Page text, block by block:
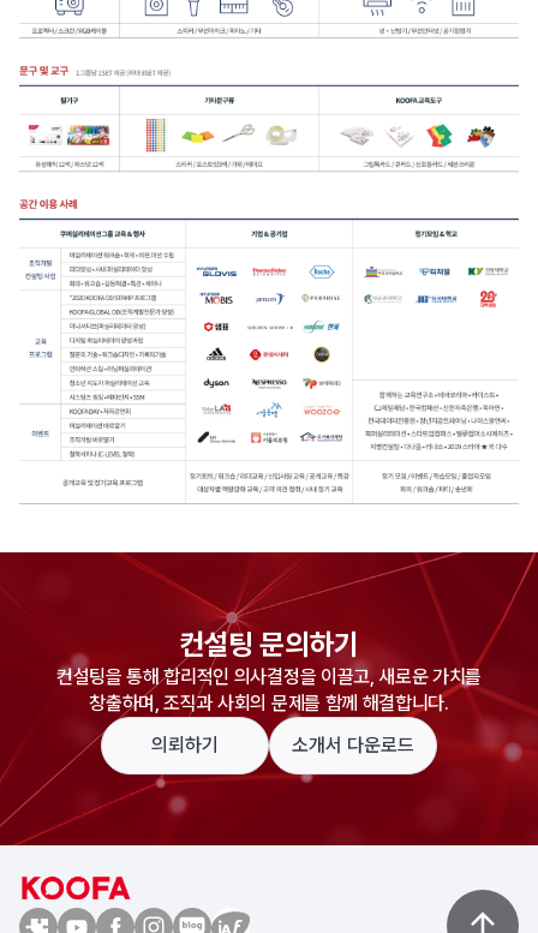
컨설팅 문의하기
컨설팅을 통해 합리적인 의사결정을 이끌고, 새로운 가치를
창출하며, 조직과 사회의 문제를 함께 해결합니다.
의뢰하기
소개서 다운로드